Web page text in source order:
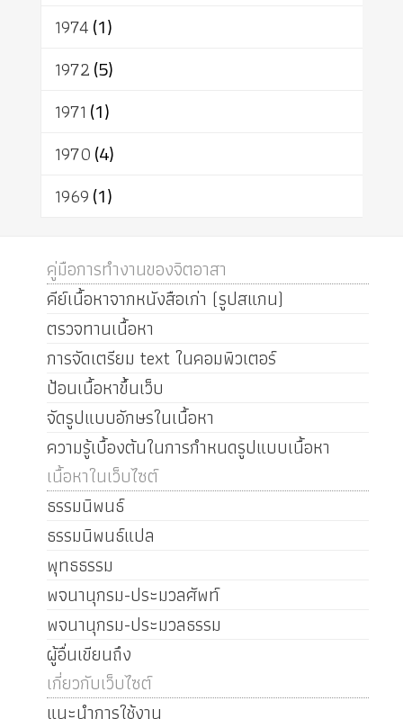
1974(1)
1972(5)
1971 (1)
1970(4)
1969(1)
คู่มือการทำงานของจิตอาสา
คีย์เนื้อหาจากหนังสือเก่า (รูปสแกน)
ตรวจทานเนื้อหา
การจัดเตรียม text ในคอมพิวเตอร์
ป้อนเนื้อหาขึ้นเว็บ
จัดรูปแบบอักษรในเนื้อหา
ความรู้เบื้องต้นในการกำหนดรูปแบบเนื้อหา
เนื้อหาในเว็บไซต์
ธรรมนิพนธ์
ธรรมนิพนธ์แปล
พุทธธรรม
พจนานุกรม-ประมวลศัพท์
พจนานุกรม-ประมวลธรรม
ผู้อื่นเขียนถึง
เกี่ยวกับเว็บไซต์
แนะนำการใช้งาน